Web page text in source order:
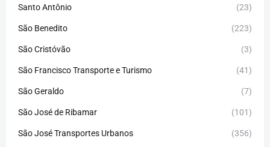
Santo Antônio (23)
São Benedito (223)
São Cristóvão (3)
São Francisco Transporte e Turismo (41)
São Geraldo (7)
São José de Ribamar (101)
São José Transportes Urbanos (356)